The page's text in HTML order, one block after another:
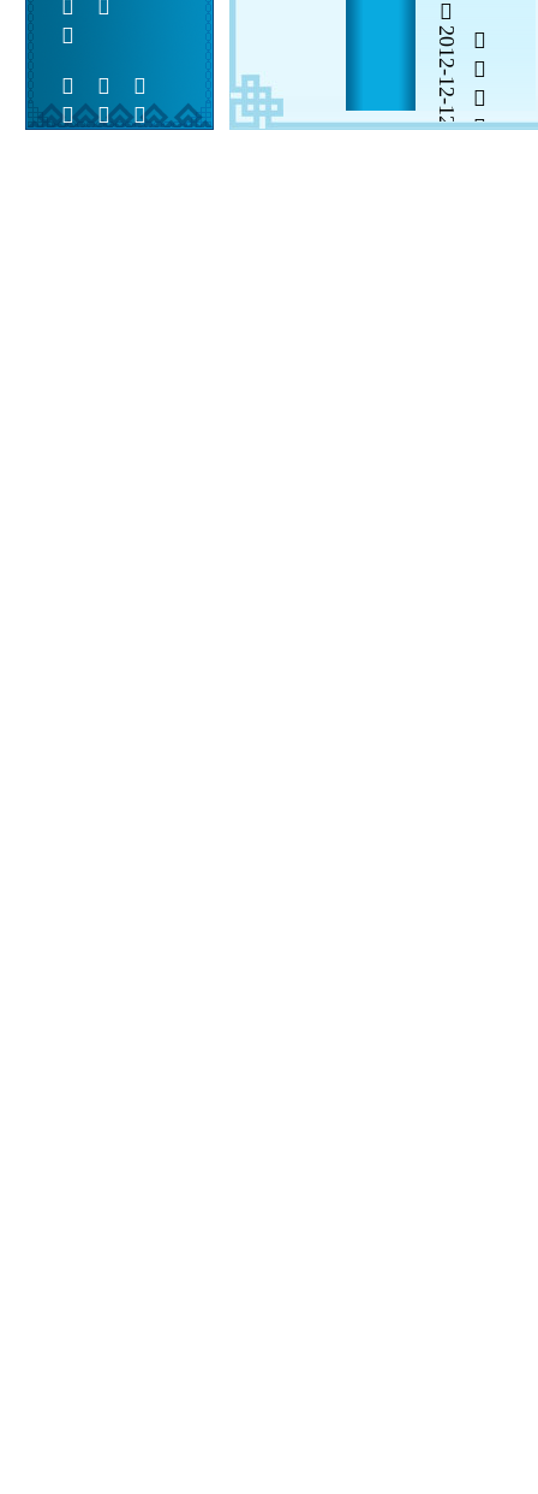
   2012-12-12